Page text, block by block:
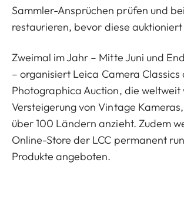
Sammler-Ansprüchen prüfen und
restaurieren, bevor diese
Zweimal im Jahr – Mitte Juni und
– organisiert Leica Camera Classics
Photographica Auction, die weltweit
Versteigerung von Vintage
über 100 Ländern anzieht. Zudem
Online-Store der LCC permanent
Produkte angeboten.